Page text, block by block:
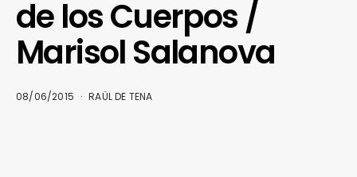
de los Cuerpos /
Marisol Salanova
08/06/2015 RAÜL DE TENA